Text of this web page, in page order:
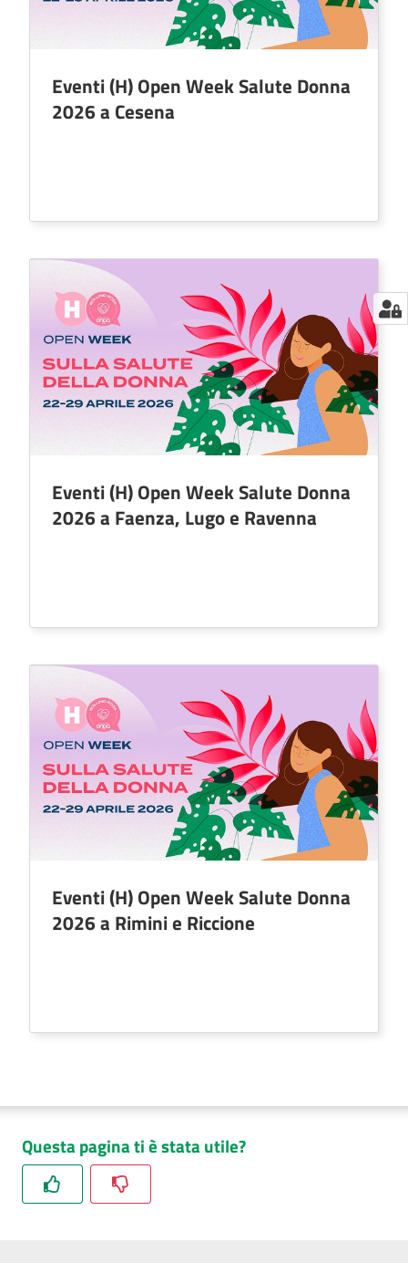
Eventi (H) Open Week Salute Donna
2026 a Cesena
Eventi (H) Open Week Salute Donna
2026 a Faenza, Lugo e Ravenna
Eventi (H) Open Week Salute Donna
2026 a Rimini e Riccione
Questa pagina ti è stata utile?